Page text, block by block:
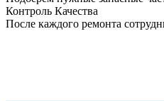
Контроль Качества
После каждого ремонта